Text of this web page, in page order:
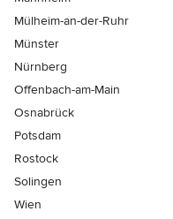
Mülheim-an-der-Ruhr
Münster
Nürnberg
Offenbach-am-Main
Osnabrück
Potsdam
Rostock
Solingen
Wien